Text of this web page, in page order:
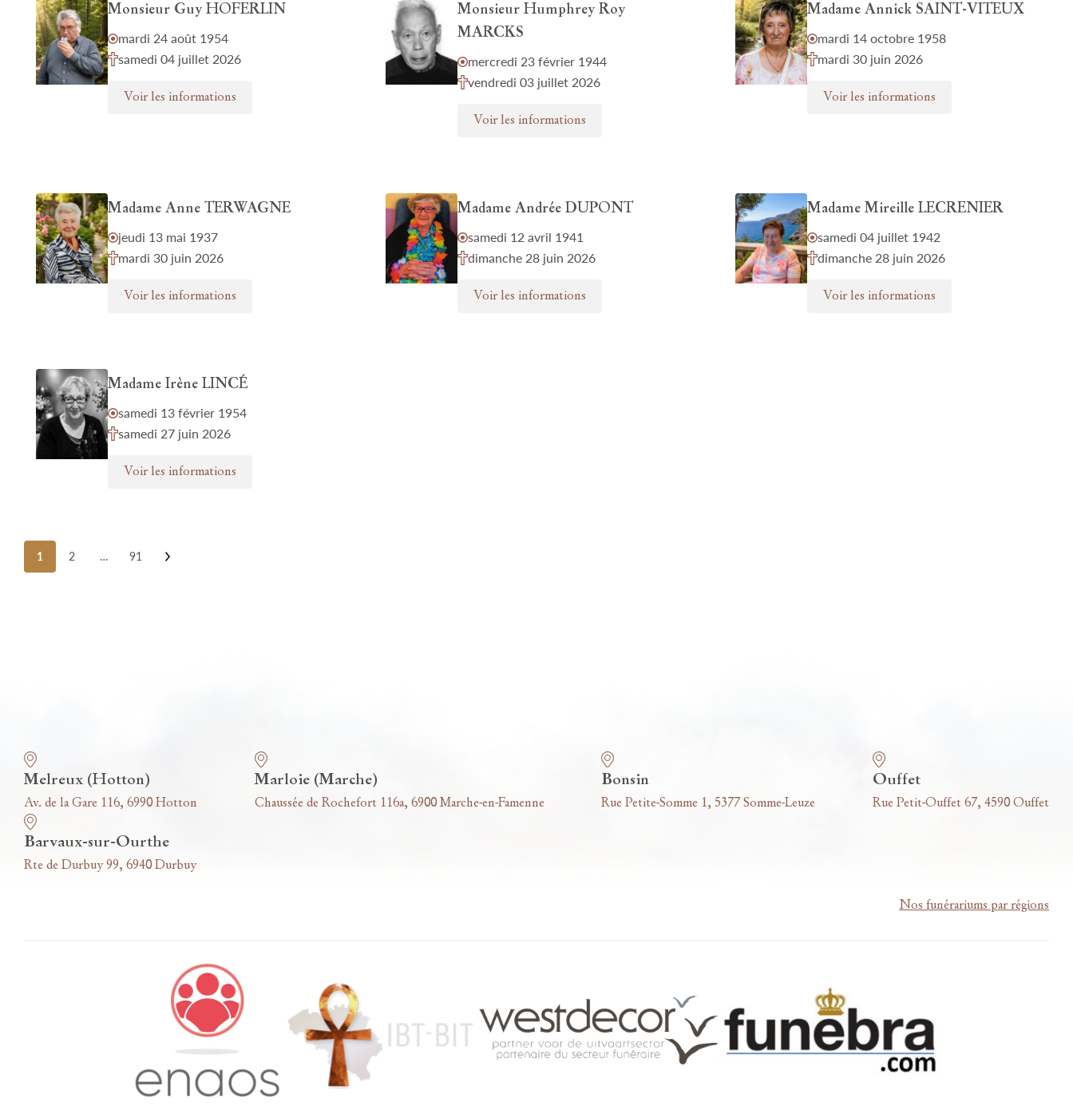
Monsieur Guy HOFERLIN
mardi 24 août 1954
samedi 04 juillet 2026
Voir les informations
Monsieur Humphrey Roy
MARCKS
mercredi 23 février 1944
vendredi 03 juillet 2026
Voir les informations
Madame Annick SAINT-VITEUX
mardi 14 octobre 1958
mardi 30 juin 2026
Voir les informations
Madame Anne TERWAGNE
jeudi 13 mai 1937
mardi 30 juin 2026
Voir les informations
Madame Andrée DUPONT
samedi 12 avril 1941
dimanche 28 juin 2026
Voir les informations
Madame Mireille LECRENIER
samedi 04 juillet 1942
dimanche 28 juin 2026
Voir les informations
Madame Irène LINCÉ
samedi 13 février 1954
samedi 27 juin 2026
Voir les informations
Posts
pagination
1 2 … 91
Melreux (Hotton)
Av. de la Gare 116, 6990 Hotton
Marloie (Marche)
Chaussée de Rochefort 116a, 6900 Marche-en-Famenne
Bonsin
Rue Petite-Somme 1, 5377 Somme-Leuze
Ouffet
Rue Petit-Ouffet 67, 4590 Ouffet
Barvaux-sur-Ourthe
Rte de Durbuy 99, 6940 Durbuy
Nos funérariums par régions